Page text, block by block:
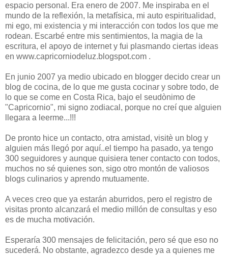
espacio personal. Era enero de 2007. Me inspiraba en el
mundo de la reflexión, la metafísica, mi auto espiritualidad,
mi ego, mi existencia y mi interacción con todos los que me
rodean. Escarbé entre mis sentimientos, la magia de la
escritura, el apoyo de internet y fui plasmando ciertas ideas
en www.capricorniodeluz.blogspot.com .
En junio 2007 ya medio ubicado en blogger decido crear un
blog de cocina, de lo que me gusta cocinar y sobre todo, de
lo que se come en Costa Rica, bajo el seudònimo de
"Capricornio", mi signo zodiacal, porque no creí que alguien
llegara a leerme...!!!
De pronto hice un contacto, otra amistad, visitè un blog y
alguien más llegó por aquí..el tiempo ha pasado, ya tengo
300 seguidores y aunque quisiera tener contacto con todos,
muchos no sé quienes son, sigo otro montón de valiosos
blogs culinarios y aprendo mutuamente.
A veces creo que ya estarán aburridos, pero el registro de
visitas pronto alcanzará el medio millón de consultas y eso
es de mucha motivación.
Esperaría 300 mensajes de felicitación, pero sé que eso no
sucederá. No obstante, agradezco desde ya a quienes me